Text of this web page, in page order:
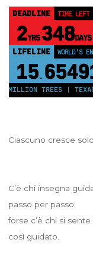
DEADLINE TIME LEFT
2YRS 348DAYS
LIFELINE WORLD'S
15.
TREES | TEXAS
Ciascuno cresce
C’è chi insegna
passo per passo:
forse c’è chi si
così guidato.